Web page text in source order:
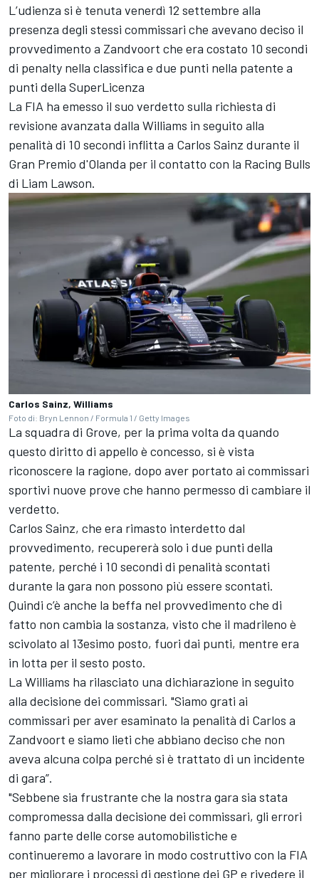
L’udienza si è tenuta venerdì 12 settembre alla
presenza degli stessi commissari che avevano deciso il
provvedimento a Zandvoort che era costato 10 secondi
di penalty nella classifica e due punti nella patente a
punti della SuperLicenza
La FIA ha emesso il suo verdetto sulla richiesta di
revisione avanzata dalla Williams in seguito alla
penalità di 10 secondi inflitta a Carlos Sainz durante il
Gran Premio d'Olanda per il contatto con la Racing Bulls
di Liam Lawson.
Carlos Sainz, Williams
Foto di: Bryn Lennon / Formula 1 / Getty Images
La squadra di Grove, per la prima volta da quando
questo diritto di appello è concesso, si è vista
riconoscere la ragione, dopo aver portato ai commissari
sportivi nuove prove che hanno permesso di cambiare il
verdetto.
Carlos Sainz, che era rimasto interdetto dal
provvedimento, recupererà solo i due punti della
patente, perché i 10 secondi di penalità scontati
durante la gara non possono più essere scontati.
Quindi c’è anche la beffa nel provvedimento che di
fatto non cambia la sostanza, visto che il madrileno è
scivolato al 13esimo posto, fuori dai punti, mentre era
in lotta per il sesto posto.
La Williams ha rilasciato una dichiarazione in seguito
alla decisione dei commissari. "Siamo grati ai
commissari per aver esaminato la penalità di Carlos a
Zandvoort e siamo lieti che abbiano deciso che non
aveva alcuna colpa perché si è trattato di un incidente
di gara”.
"Sebbene sia frustrante che la nostra gara sia stata
compromessa dalla decisione dei commissari, gli errori
fanno parte delle corse automobilistiche e
continueremo a lavorare in modo costruttivo con la FIA
per migliorare i processi di gestione dei GP e rivedere il